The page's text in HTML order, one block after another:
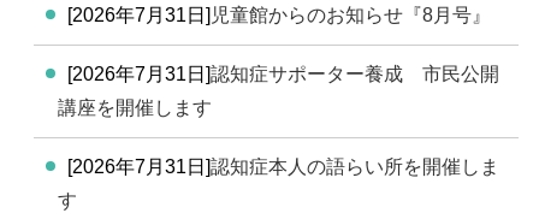
[2026年7月31日] 児童館からのお知らせ『8月号』
[2026年7月31日]認知症サポーター養成 市民公開
講座を開催します
[2026年7月31日]認知症本人の語らい所を開催しま
す